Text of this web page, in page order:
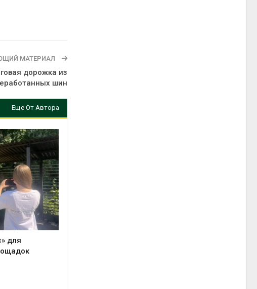
МАТЕРИАЛ
дорожка из
шин
Еще От Автора
для